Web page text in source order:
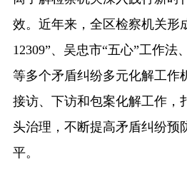
效。近年来，全区检察机关形
12309”、吴忠市“五心”工作法
等多个矛盾纠纷多元化解工作
接访、下访和包案化解工作，
头治理，不断提高矛盾纠纷预
平。